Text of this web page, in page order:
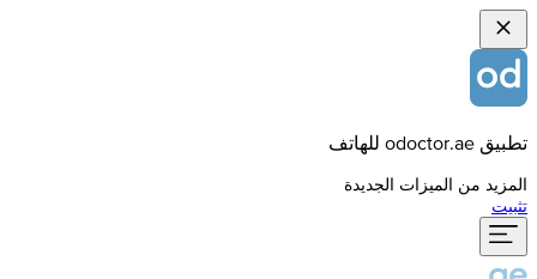
تطبيق odoctor.ae للهاتف
المزيد من الميزات الجديدة
تثبيت